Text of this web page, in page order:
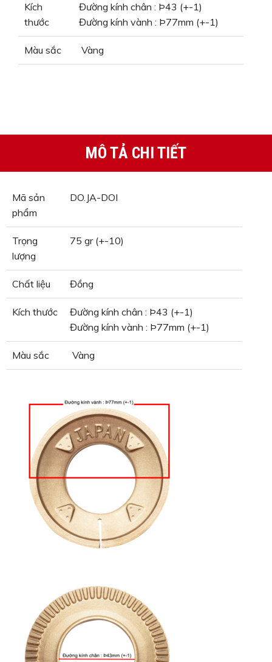
Kích
thước
Đường kính chân : Þ43 (+-1)
Đường kính vành : Þ77mm (+-1)
Màu sắc Vàng
MÔ TẢ CHI TIẾT
Mã sản
phẩm
DO.JA-DOI
Trọng
lượng
75 gr (+-10)
Chất liệu Đồng
Kích thước
Đường kính chân : Þ43 (+-1)
Đường kính vành : Þ77mm (+-1)
Màu sắc Vàng